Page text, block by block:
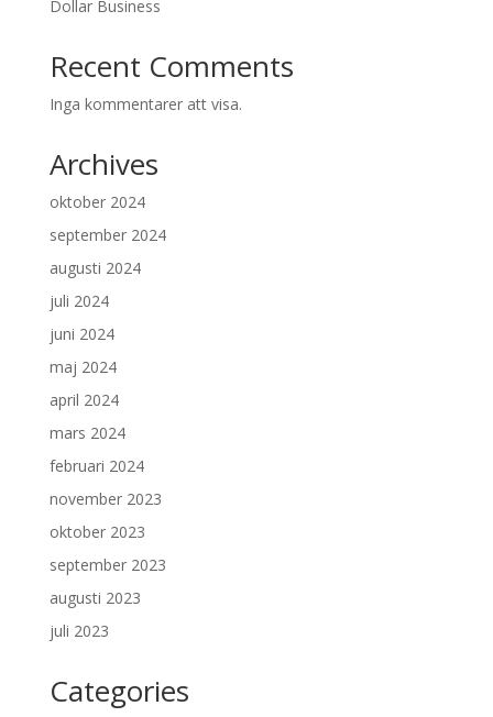
Dollar Business
Recent Comments
Inga kommentarer att visa.
Archives
oktober 2024
september 2024
augusti 2024
juli 2024
juni 2024
maj 2024
april 2024
mars 2024
februari 2024
november 2023
oktober 2023
september 2023
augusti 2023
juli 2023
Categories